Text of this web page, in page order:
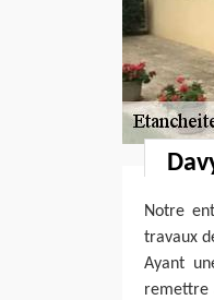
Notre
travaux
Ayant
remettre